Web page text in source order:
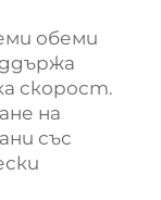
обеми
скорост.
на
със